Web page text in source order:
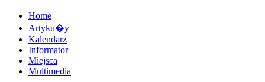
Home
Artyku�y
Kalendarz
Informator
Miejsca
Multimedia